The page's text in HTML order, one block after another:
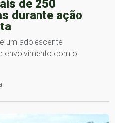
de 250
durante ação
um adolescente
envolvimento com o